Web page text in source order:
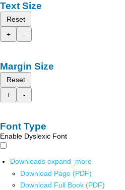
Text Size
Reset
+
-
Margin Size
Reset
+
-
Font Type
Enable Dyslexic Font
Downloads expand_more
Download Page (PDF)
Download Full Book (PDF)